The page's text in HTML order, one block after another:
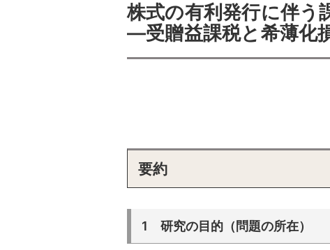
株式の有利発行に伴う
―受贈益課税と希薄化
要約
1 研究の目的（問題の所在）